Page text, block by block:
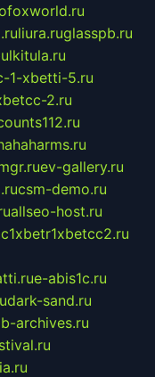
liura.ruglasspb.ru
1-xbetti-5.ru
2.ru
ev-gallery.ru
csm-demo.ru
allseo-host.ru
e-abis1c.ru
dark-sand.ru
archives.ru